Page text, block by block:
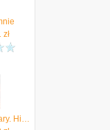
zł
Spalona za czary. Historia Triny Papisten Replika